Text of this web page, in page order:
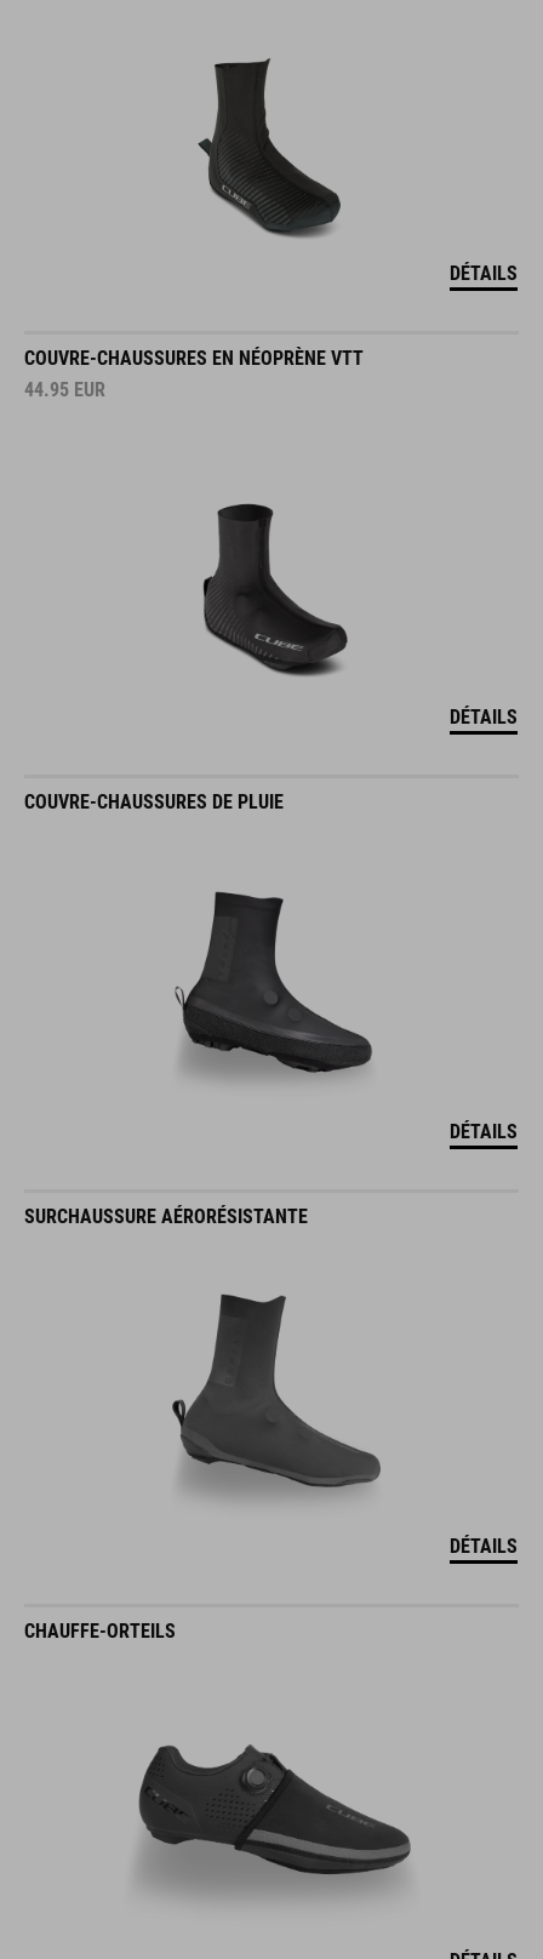
DÉTAILS
COUVRE-CHAUSSURES EN NÉOPRÈNE VTT
44.95 EUR
DÉTAILS
COUVRE-CHAUSSURES DE PLUIE
DÉTAILS
SURCHAUSSURE AÉRORÉSISTANTE
DÉTAILS
CHAUFFE-ORTEILS